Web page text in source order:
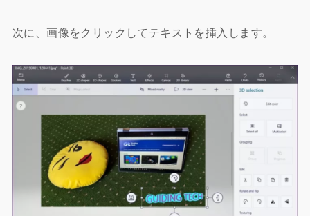
次に、画像をクリックしてテキストを挿入します。